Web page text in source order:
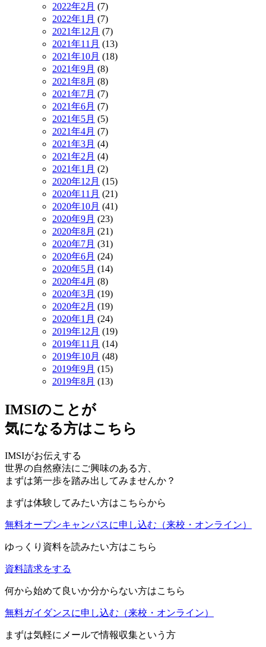
2022年2月 (7)
2022年1月 (7)
2021年12月 (7)
2021年11月 (13)
2021年10月 (18)
2021年9月 (8)
2021年8月 (8)
2021年7月 (7)
2021年6月 (7)
2021年5月 (5)
2021年4月 (7)
2021年3月 (4)
2021年2月 (4)
2021年1月 (2)
2020年12月 (15)
2020年11月 (21)
2020年10月 (41)
2020年9月 (23)
2020年8月 (21)
2020年7月 (31)
2020年6月 (24)
2020年5月 (14)
2020年4月 (8)
2020年3月 (19)
2020年2月 (19)
2020年1月 (24)
2019年12月 (19)
2019年11月 (14)
2019年10月 (48)
2019年9月 (15)
2019年8月 (13)
IMSIのことが
気になる方はこちら
IMSIがお伝えする
世界の自然療法にご興味のある方、
まずは第一歩を踏み出してみませんか？
まずは体験してみたい方はこちらから
無料オープンキャンパスに申し込む （来校・オンライン）
ゆっくり資料を読みたい方はこちら
資料請求をする
何から始めて良いか分からない方はこちら
無料ガイダンスに申し込む （来校・オンライン）
まずは気軽にメールで情報収集という方